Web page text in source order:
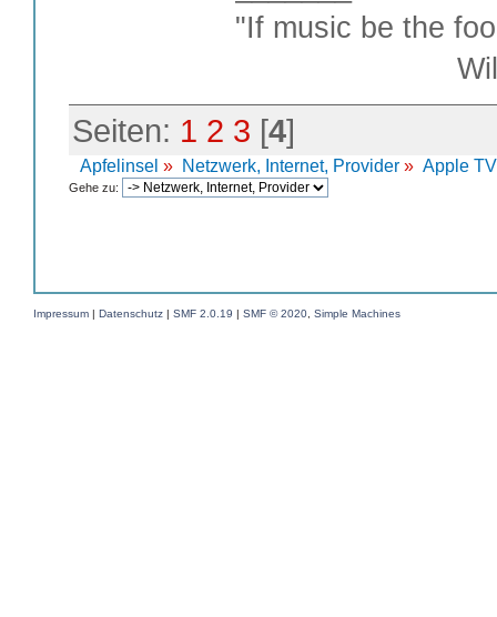
"If music be the
William
Seiten: 1 2 3 [4]
Apfelinsel » Netzwerk, Internet, Provider » Apple
Gehe zu:
Impressum | Datenschutz | SMF 2.0.19 | SMF © 2020, Simple Machines